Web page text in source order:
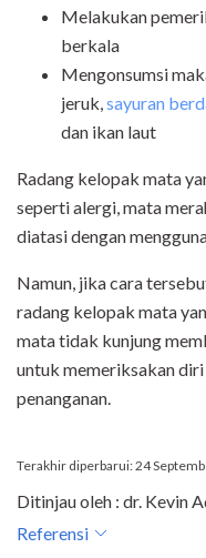
Melakukan
berkala
Mengonsumsi
jeruk,sayuran
dan ikan laut
Radang kelopak mata
seperti alergi, mata
diatasi dengan
Namun, jika cara
radang kelopak mata
mata tidak kunjung
untuk memeriksakan
penanganan.
Terakhir diperbarui: 24